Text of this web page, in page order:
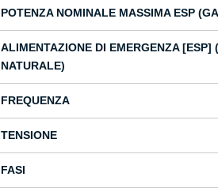
POTENZA NOMINALE MASSIMA ESP
ALIMENTAZIONE DI EMERGENZA [ESP]
NATURALE)
FREQUENZA
TENSIONE
FASI